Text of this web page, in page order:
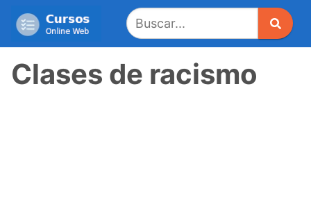
Clases de racismo